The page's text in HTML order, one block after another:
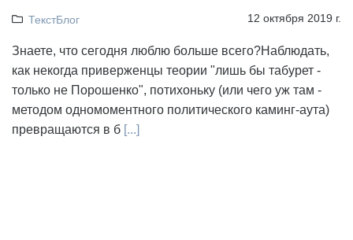
ТекстБлог 12 октября 2019 г.
Знаете, что сегодня люблю больше всего?Наблюдать,
как некогда приверженцы теории "лишь бы табурет -
только не Порошенко", потихоньку (или чего уж там -
методом одномоментного политического каминг-аута)
превращаются в б [...]